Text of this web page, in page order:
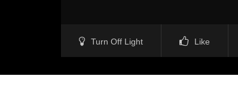
Turn Off Light Like